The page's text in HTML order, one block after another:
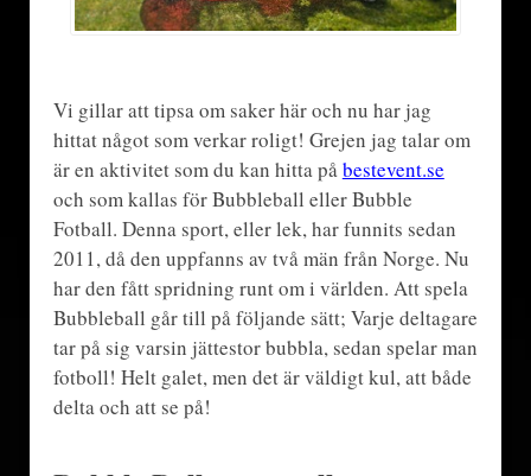
Vi gillar att tipsa om saker här och nu har jag
hittat något som verkar roligt! Grejen jag talar om
är en aktivitet som du kan hitta påbestevent.se
och som kallas för Bubbleball eller Bubble
Fotball. Denna sport, eller lek, har funnits sedan
2011, då den uppfanns av två män från Norge. Nu
har den fått spridning runt om i världen. Att spela
Bubbleball går till på följande sätt; Varje deltagare
tar på sig varsin jättestor bubbla, sedan spelar man
fotboll! Helt galet, men det är väldigt kul, att både
delta och att se på!